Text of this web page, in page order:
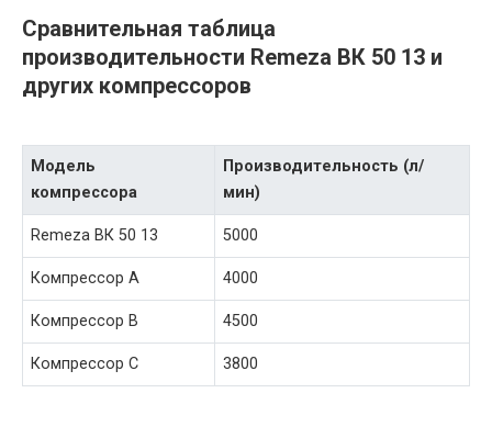
Сравнительная таблица
производительности Remeza ВК 50 13 и
других компрессоров
Модель
компрессора
Производительность (л/
мин)
Remeza ВК 50 13 5000
Компрессор A 4000
Компрессор B 4500
Компрессор C 3800